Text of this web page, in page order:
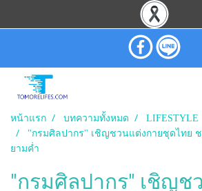
หน้าแรก บทความทั้งหมด LIFESTYLE
"กรมศิลปากร" เชิญชวนแต่งกายชุดไทย
ยามค่ำ
"กรมศิลปากร" เชิญช